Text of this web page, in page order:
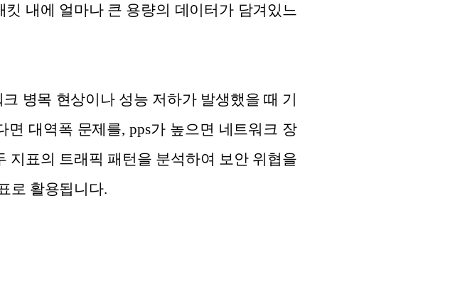
내에 얼마나 큰 용량의 데이터가 담겨있느
병목 현상이나 성능 저하가 발생했을 때 기
대역폭 문제를, pps가 높으면 네트워크 장
지표의 트래픽 패턴을 분석하여 보안 위협을
로 활용됩니다.